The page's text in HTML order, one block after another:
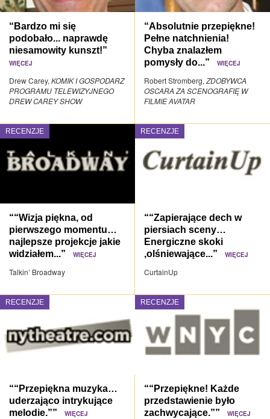
“Bardzo mi się
podobało... naprawdę
niesamowity kunszt!”
WIĘCEJ
Drew Carey, KOMIK I GOSPODARZ
PROGRAMU TELEWIZYJNEGO
DREW CAREY SHOW
“Absolutnie przepiękne!
Pełne natchnienia!
Chyba znalazłem
pomysły do...”WIĘCEJ
Robert Stromberg,ZDOBYWCA
OSCARA ZA SCENOGRAFIĘ W
FILMIE AVATAR
RECENZJE
““Wizja piękna, od
pierwszego momentu…
najlepsze projekcje jakie
widziałem...”
WIĘCEJ
Talkin’ Broadway
RECENZJE
““Zapierające dech w
piersiach sceny…
Energiczne skoki
,olśniewające...”WIĘCEJ
CurtainUp
RECENZJE
““Przepiękna muzyka…
uderzająco intrykujące
melodie.””
WIĘCEJ
RECENZJE
““Przepiękne! Każde
przedstawienie było
zachwycające.””WIĘCEJ